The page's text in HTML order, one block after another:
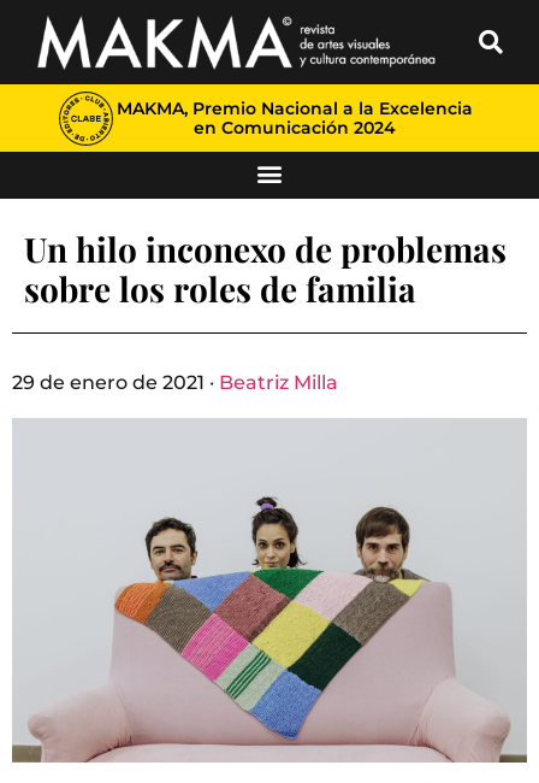
MAKMA, Premio Nacional a la Excelencia
en Comunicación 2024
Un hilo inconexo de problemas
sobre los roles de familia
29 de enero de 2021 · Beatriz Milla